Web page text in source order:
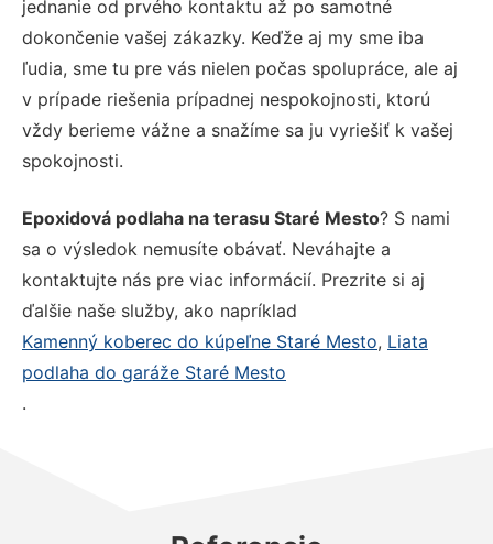
jednanie od prvého kontaktu až po samotné
dokončenie vašej zákazky. Keďže aj my sme iba
ľudia, sme tu pre vás nielen počas spolupráce, ale aj
v prípade riešenia prípadnej nespokojnosti, ktorú
vždy berieme vážne a snažíme sa ju vyriešiť k vašej
spokojnosti.
Epoxidová podlaha na terasu Staré Mesto? S nami
sa o výsledok nemusíte obávať. Neváhajte a
kontaktujte nás pre viac informácií. Prezrite si aj
ďalšie naše služby, ako napríklad
Kamenný koberec do kúpeľne Staré Mesto, Liata
podlaha do garáže Staré Mesto
.